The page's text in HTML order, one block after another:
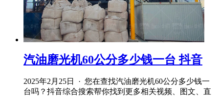
汽油磨光机60公分多少钱一台 抖音
2025年2月25日 · 您在查找汽油磨光机60公分多少钱一
台吗？抖音综合搜索帮你找到更多相关视频、图文、直